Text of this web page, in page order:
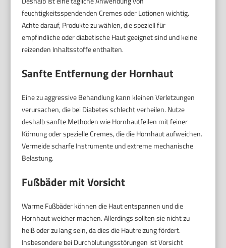
feuchtigkeitsspendenden Cremes oder Lotionen wichtig.
Achte darauf, Produkte zu wählen, die speziell für
empfindliche oder diabetische Haut geeignet sind und keine
reizenden Inhaltsstoffe enthalten.
Sanfte Entfernung der Hornhaut
Eine zu aggressive Behandlung kann kleinen Verletzungen
verursachen, die bei Diabetes schlecht verheilen. Nutze
deshalb sanfte Methoden wie Hornhautfeilen mit feiner
Körnung oder spezielle Cremes, die die Hornhaut aufweichen.
Vermeide scharfe Instrumente und extreme mechanische
Belastung.
Fußbäder mit Vorsicht
Warme Fußbäder können die Haut entspannen und die
Hornhaut weicher machen. Allerdings sollten sie nicht zu
heiß oder zu lang sein, da dies die Hautreizung fördert.
Insbesondere bei Durchblutungsstörungen ist Vorsicht